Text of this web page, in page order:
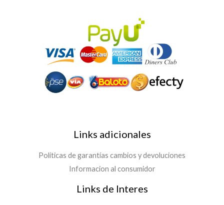
Links adicionales
Políticas de garantías cambios y devoluciones
Informacion al consumidor
Links de Interes